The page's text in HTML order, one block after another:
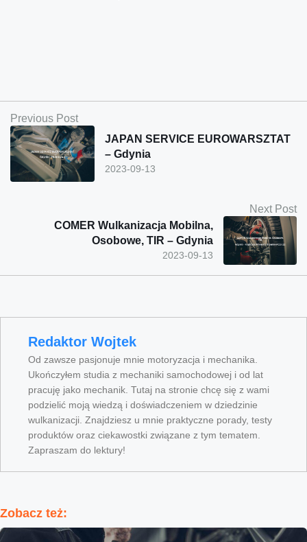
Previous Post
2023-09-13
JAPAN SERVICE EUROWARSZTAT
– Gdynia
Next Post
2023-09-13
COMER Wulkanizacja Mobilna,
Osobowe, TIR – Gdynia
Redaktor Wojtek
Od zawsze pasjonuje mnie motoryzacja i mechanika.
Ukończyłem studia z mechaniki samochodowej i od lat
pracuję jako mechanik. Tutaj na stronie chcę się z wami
podzielić moją wiedzą i doświadczeniem w dziedzinie
wulkanizacji. Znajdziesz u mnie praktyczne porady, testy
produktów oraz ciekawostki związane z tym tematem.
Zapraszam do lektury!
Zobacz też: